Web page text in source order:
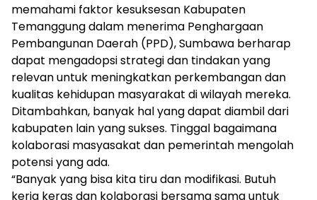
memahami faktor kesuksesan Kabupaten
Temanggung dalam menerima Penghargaan
Pembangunan Daerah (PPD), Sumbawa berharap
dapat mengadopsi strategi dan tindakan yang
relevan untuk meningkatkan perkembangan dan
kualitas kehidupan masyarakat di wilayah mereka.
Ditambahkan, banyak hal yang dapat diambil dari
kabupaten lain yang sukses. Tinggal bagaimana
kolaborasi masyasakat dan pemerintah mengolah
potensi yang ada.
“Banyak yang bisa kita tiru dan modifikasi. Butuh
kerja keras dan kolaborasi bersama sama untuk